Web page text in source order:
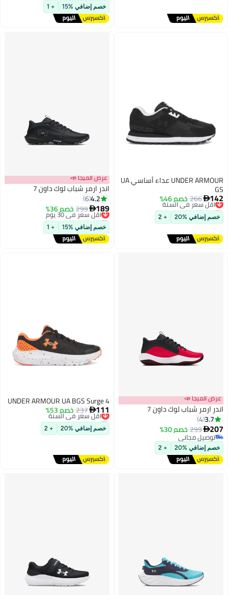
توصيل مجاني
خصم إضافي %15 + 1
UNDER ARMOUR عداء أساسي UA
GS
142
266خصم 46%
أقل سعر في السنة
توصيل مجاني
أقل سعر في السنة
خصم إضافي %20 + 2
عرض الميجا 📣
اندر ارمر شباب لوك داون 7
4.2
6
189
299خصم 36%
أقل سعر في 30 يوم
توصيل مجاني
أقل سعر في 30 يوم
خصم إضافي %15 + 1
عرض الميجا 📣
اندر ارمر شباب لوك داون 7
3.7
4
207
299 خصم 30%
توصيل مجاني
توصيل مجاني
خصم إضافي %20 + 2
UNDER ARMOUR UA BGS Surge 4
111
237 خصم 53%
أقل سعر في السنة
توصيل مجاني
أقل سعر في السنة
خصم إضافي %20 + 2